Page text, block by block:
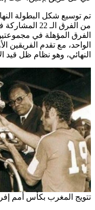
من الفرق الـ
الفرق المؤهلة في
الواحد، مع تقدم
النهائي، وهو نظام ظل قيد
تتويج المغرب بكأس أمم إفريقيا